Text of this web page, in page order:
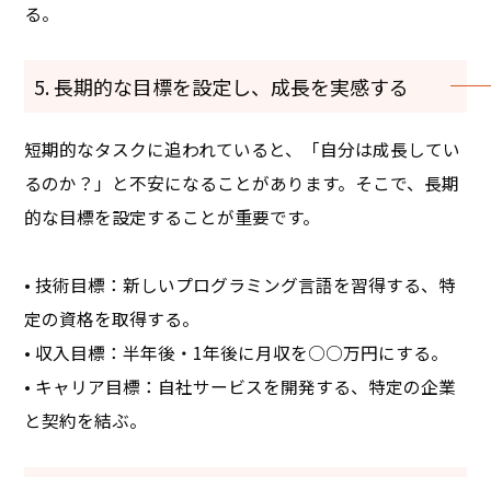
る。
5. 長期的な目標を設定し、成長を実感する
短期的なタスクに追われていると、「自分は成長してい
るのか？」と不安になることがあります。そこで、長期
的な目標を設定することが重要です。
• 技術目標：新しいプログラミング言語を習得する、特
定の資格を取得する。
• 収入目標：半年後・1年後に月収を○○万円にする。
• キャリア目標：自社サービスを開発する、特定の企業
と契約を結ぶ。